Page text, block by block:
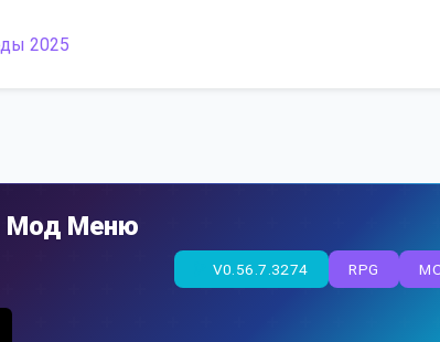
Мод Меню
RPG
V0.56.7.3274